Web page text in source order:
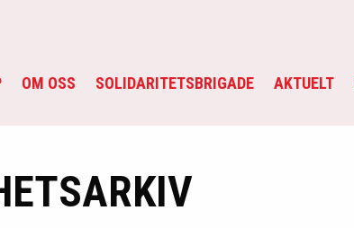
OM OSS SOLIDARITETSBRIGADE AKTUELT